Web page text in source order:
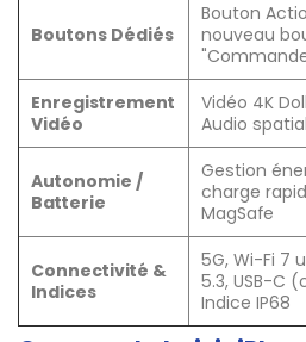
Boutons Dédiés
Bouton
nouveau
Enregistrement
Vidéo
Vidéo 4K
Audio
Autonomie /
Batterie
Gestion
charge
MagSafe
Connectivité &
Indices
5G, Wi-Fi 7
5.3, USB-C
Indice IP68